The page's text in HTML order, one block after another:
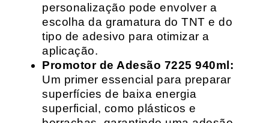
personalização pode envolver a
escolha da gramatura do TNT e do
tipo de adesivo para otimizar a
aplicação.
Promotor de Adesão 7225 940ml:
Um primer essencial para preparar
superfícies de baixa energia
superficial, como plásticos e